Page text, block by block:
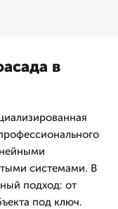
в
системами. В
подход: от
под ключ.